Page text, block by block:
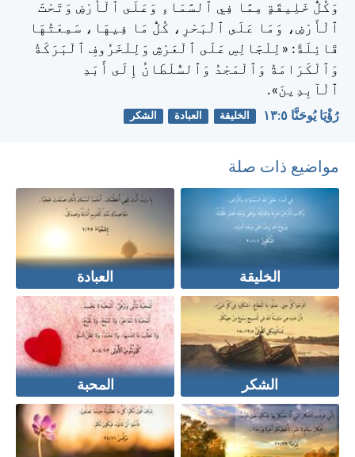
وَكُلُّ خَلِيقَةٍ مِمَّا فِي ٱلسَّمَاءِ وَعَلَى ٱلْأَرْضِ وَتَحْتَ
ٱلْأَرْضِ، وَمَا عَلَى ٱلْبَحْرِ، كُلُّ مَا فِيهَا، سَمِعْتُهَا
قَائِلَةً: «لِلْجَالِسِ عَلَى ٱلْعَرْشِ وَلِلْخَرُوفِ ٱلْبَرَكَةُ
وَٱلْكَرَامَةُ وَٱلْمَجْدُ وَٱلسُّلْطَانُ إِلَى أَبَدِ
ٱلْآبِدِينَ».
رُؤْيَا يُوحَنَّا ٥:‏١٣ الخليقة العبادة الشكر
مواضيع ذات صلة
الخليقة العبادة
الشكر المحبة